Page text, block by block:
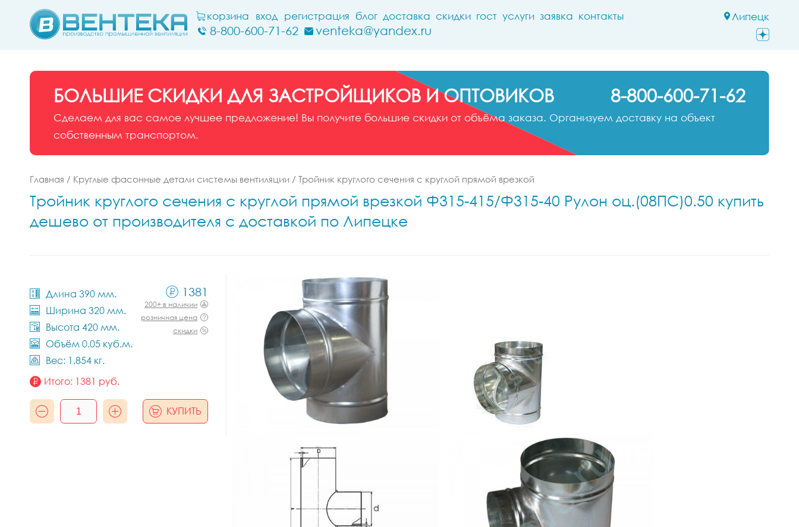
Липецк
корзина вход регистрация блог доставка скидки гост услуги заявка контакты
8-800-600-71-62 venteka@yandex.ru
БОЛЬШИЕ СКИДКИ ДЛЯ ЗАСТРОЙЩИКОВ И ОПТОВИКОВ 8-800-600-71-62
Сделаем для вас самое лучшее предложение! Вы получите большие скидки от объёма заказа. Организуем доставку на объект
собственным транспортом.
Главная / Круглые фасонные детали системы вентиляции / Тройник круглого сечения с круглой прямой врезкой
Тройник круглого сечения с круглой прямой врезкой Ф315-415/Ф315-40 Рулон оц.(08ПС)0.50 купить
дешево от производителя с доставкой по Липецке
Длина 390 мм.
Ширина 320 мм.
Высота 420 мм.
Объём 0.05 куб.м.
Вес: 1.854 кг.
1381
200+ в наличии
розничная цена
скидки
Итого: 1381 руб.
КУПИТЬ